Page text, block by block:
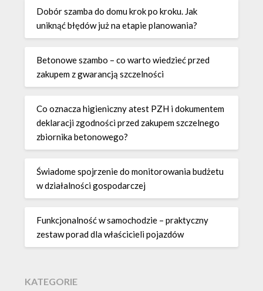
Dobór szamba do domu krok po kroku. Jak
uniknąć błędów już na etapie planowania?
Betonowe szambo – co warto wiedzieć przed
zakupem z gwarancją szczelności
Co oznacza higieniczny atest PZH i dokumentem
deklaracji zgodności przed zakupem szczelnego
zbiornika betonowego?
Świadome spojrzenie do monitorowania budżetu
w działalności gospodarczej
Funkcjonalność w samochodzie – praktyczny
zestaw porad dla właścicieli pojazdów
KATEGORIE